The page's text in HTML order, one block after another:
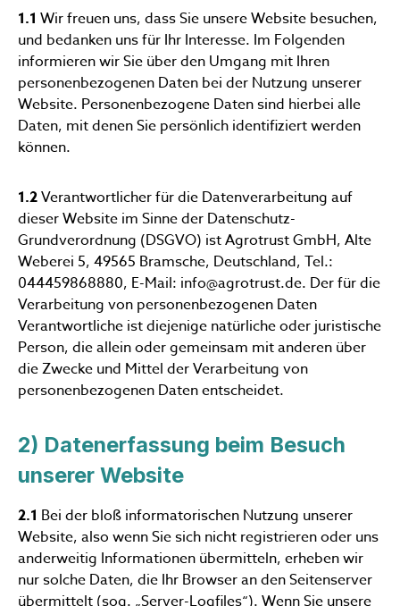
1.1 Wir freuen uns, dass Sie unsere Website besuchen,
und bedanken uns für Ihr Interesse. Im Folgenden
informieren wir Sie über den Umgang mit Ihren
personenbezogenen Daten bei der Nutzung unserer
Website. Personenbezogene Daten sind hierbei alle
Daten, mit denen Sie persönlich identifiziert werden
können.
1.2Verantwortlicher für die Datenverarbeitung auf
dieser Website im Sinne der Datenschutz-
Grundverordnung (DSGVO) ist Agrotrust GmbH, Alte
Weberei 5, 49565 Bramsche, Deutschland, Tel.:
044459868880, E-Mail: info@agrotrust.de. Der für die
Verarbeitung von personenbezogenen Daten
Verantwortliche ist diejenige natürliche oder juristische
Person, die allein oder gemeinsam mit anderen über
die Zwecke und Mittel der Verarbeitung von
personenbezogenen Daten entscheidet.
2) Datenerfassung beim Besuch
unserer Website
2.1 Bei der bloß informatorischen Nutzung unserer
Website, also wenn Sie sich nicht registrieren oder uns
anderweitig Informationen übermitteln, erheben wir
nur solche Daten, die Ihr Browser an den Seitenserver
übermittelt (sog. „Server-Logfiles“). Wenn Sie unsere